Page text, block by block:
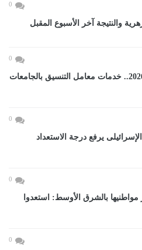
0
والنتيجة آخر الأسبوع المقبل
0
تنسيق المرحلة الأولى 2026.. خدمات معامل التنسيق بالجامعات
0
يرفع درجة الاستعداد
0
مواطنيها بالشرق الأوسط: استعدوا
0